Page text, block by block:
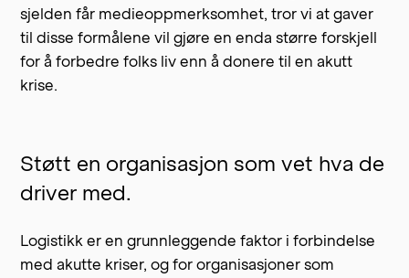
sjelden får medieoppmerksomhet, tror vi at gaver
til disse formålene vil gjøre en enda større forskjell
for å forbedre folks liv enn å donere til en akutt
krise.
Støtt en organisasjon som vet hva de
driver med.
Logistikk er en grunnleggende faktor i forbindelse
med akutte kriser, og for organisasjoner som